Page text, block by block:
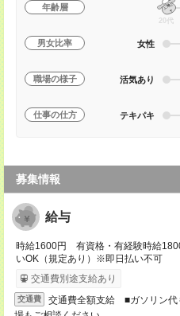
年齢層
20代
男女比率 女性
職場の様子 活気あり
仕事の仕方 テキパキ
募集情報
給与
時給1600円 有資格・有経験時給
いOK（規定あり）※即日払い不可
交通費別途支給あり
交通費
交通費全額支給 ■ガソリン